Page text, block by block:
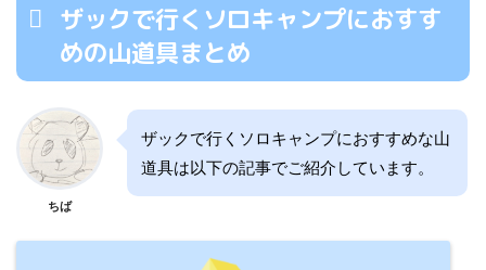
ザックで行くソロキャンプにおすす
めの山道具まとめ
ちば
ザックで行くソロキャンプにおすすめな山
道具は以下の記事でご紹介しています。